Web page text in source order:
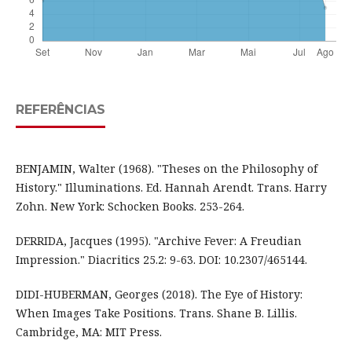
REFERÊNCIAS
BENJAMIN, Walter (1968). "Theses on the Philosophy of
History." Illuminations. Ed. Hannah Arendt. Trans. Harry
Zohn. New York: Schocken Books. 253-264.
DERRIDA, Jacques (1995). "Archive Fever: A Freudian
Impression." Diacritics 25.2: 9-63. DOI: 10.2307/465144.
DIDI-HUBERMAN, Georges (2018). The Eye of History:
When Images Take Positions. Trans. Shane B. Lillis.
Cambridge, MA: MIT Press.